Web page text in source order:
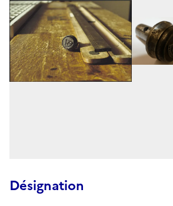
Désignation